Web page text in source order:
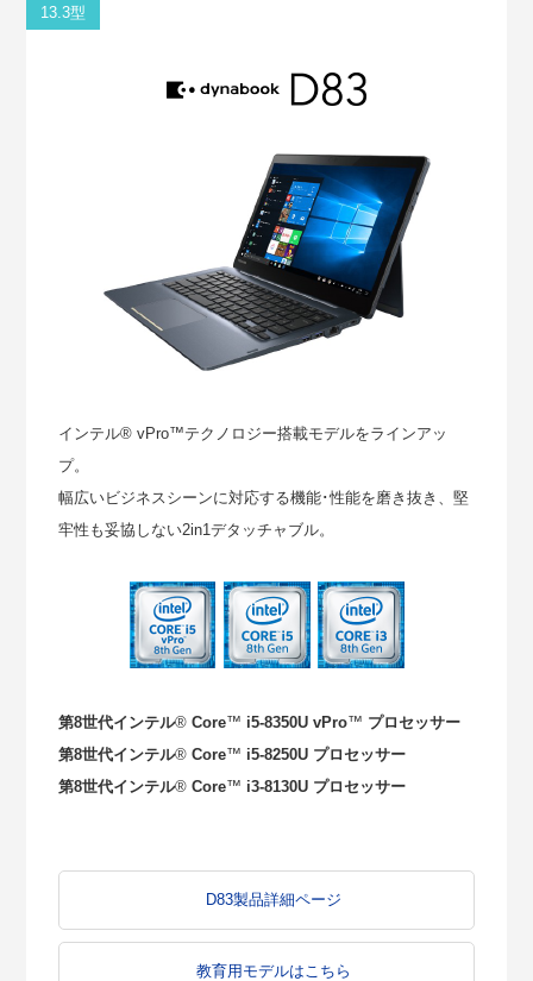
13.3型
インテル® vPro™テクノロジー搭載モデルをラインアッ
プ。
幅広いビジネスシーンに対応する機能･性能を磨き抜き、堅
牢性も妥協しない2in1デタッチャブル。
第8世代インテル® Core™ i5-8350U vPro™ プロセッサー
第8世代インテル® Core™ i5-8250U プロセッサー
第8世代インテル® Core™ i3-8130U プロセッサー
D83製品詳細ページ
教育用モデルはこちら